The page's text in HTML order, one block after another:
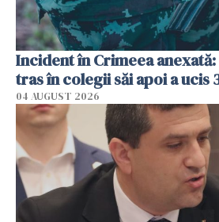
Incident în Crimeea
tras în colegii săi apoi a ucis
04 AUGUST 2026